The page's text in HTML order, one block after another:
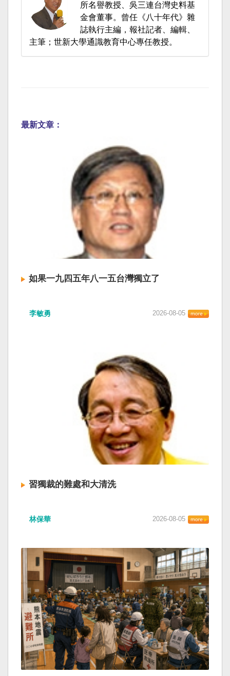
所名譽教授、吳三連台灣史料基
金會董事。曾任《八十年代》雜
誌執行主編，報社記者、編輯、
主筆；世新大學通識教育中心專任教授。
最新文章：
如果一九四五年八一五台灣獨立了
李敏勇 2026-08-05
習獨裁的難處和大清洗
林保華 2026-08-05